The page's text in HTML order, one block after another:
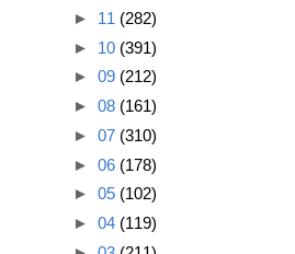
► 11 (282)
► 10 (391)
► 09 (212)
► 08 (161)
► 07 (310)
► 06 (178)
► 05 (102)
► 04 (119)